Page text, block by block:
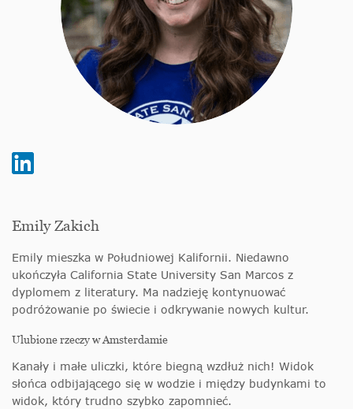
Emily Zakich
Emily mieszka w Południowej Kalifornii. Niedawno
ukończyła California State University San Marcos z
dyplomem z literatury. Ma nadzieję kontynuować
podróżowanie po świecie i odkrywanie nowych kultur.
Ulubione rzeczy w Amsterdamie
Kanały i małe uliczki, które biegną wzdłuż nich! Widok
słońca odbijającego się w wodzie i między budynkami to
widok, który trudno szybko zapomnieć.